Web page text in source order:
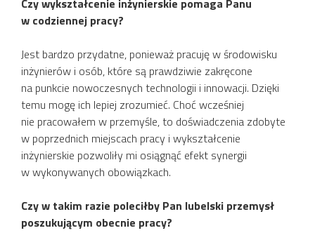
Czy wykształcenie inżynierskie pomaga Panu
w codziennej pracy?
Jest bardzo przydatne, ponieważ pracuję w środowisku
inżynierów i osób, które są prawdziwie zakręcone
na punkcie nowoczesnych technologii i innowacji. Dzięki
temu mogę ich lepiej zrozumieć. Choć wcześniej
nie pracowałem w przemyśle, to doświadczenia zdobyte
w poprzednich miejscach pracy i wykształcenie
inżynierskie pozwoliły mi osiągnąć efekt synergii
w wykonywanych obowiązkach.
Czy w takim razie poleciłby Pan lubelski przemysł
poszukującym obecnie pracy?